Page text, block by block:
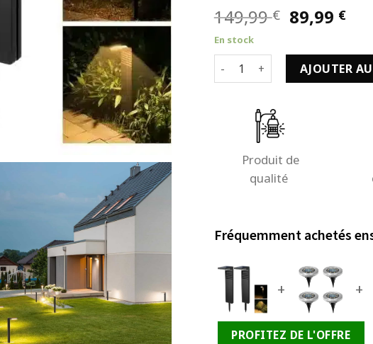
149,99€ Le
prix
initial
était :
149,99 €.
89,99 €Le
En stock
quantité de Lot de 2 Balises
AJOUTER
Produit de
qualité
Fréquemment achetés
+ +
PROFITEZ DE L'OFFRE